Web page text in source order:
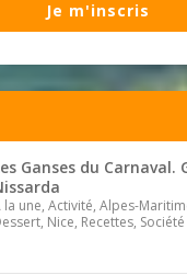
Je m'inscris
Ganses du Carnaval.
la une, Activité, Alpes-
Nice, Recettes, Société